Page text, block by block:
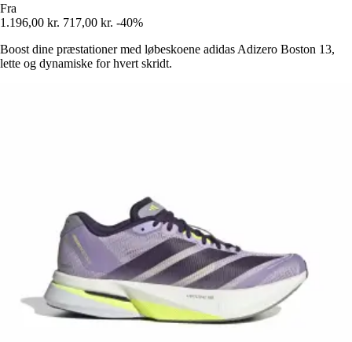
Fra
1.196,00 kr. 717,00 kr. -40%
Boost dine præstationer med løbeskoene adidas Adizero Boston 13,
lette og dynamiske for hvert skridt.